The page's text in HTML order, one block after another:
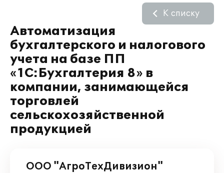
Автоматизация
бухгалтерского и налогового
учета на базе ПП
«1С:Бухгалтерия 8» в
компании, занимающейся
торговлей
сельскохозяйственной
продукцией
К списку
ООО "АгроТехДивизион"